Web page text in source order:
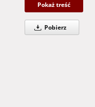
Pokaż treść
Pobierz